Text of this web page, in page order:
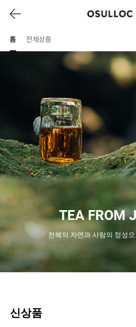
홈 전체상품
TEA FROM
천혜의 자연과 사람의 정성
신상품